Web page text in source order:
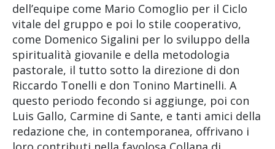
dell’equipe come Mario Comoglio per il Ciclo
vitale del gruppo e poi lo stile cooperativo,
come Domenico Sigalini per lo sviluppo della
spiritualità giovanile e della metodologia
pastorale, il tutto sotto la direzione di don
Riccardo Tonelli e don Tonino Martinelli. A
questo periodo fecondo si aggiunge, poi con
Luis Gallo, Carmine di Sante, e tanti amici della
redazione che, in contemporanea, offrivano i